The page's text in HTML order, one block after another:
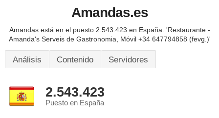
Amandas.es
Amandas está en el puesto 2.543.423 en España. 'Restaurante -
Amanda's Serveis de Gastronomia, Móvil +34 647794858 (fevg.)'
Análisis Contenido Servidores
2.543.423
Puesto en España